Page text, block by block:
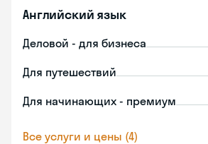
Английский язык
Деловой - для бизнеса
Для путешествий
Для начинающих - премиум
Все услуги и цены (4)